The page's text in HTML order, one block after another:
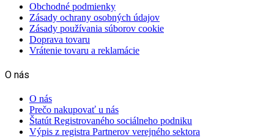
Obchodné podmienky
Zásady ochrany osobných údajov
Zásady používania súborov cookie
Doprava tovaru
Vrátenie tovaru a reklamácie
O nás
O nás
Prečo nakupovať u nás
Štatút Registrovaného sociálneho podniku
Výpis z registra Partnerov verejného sektora